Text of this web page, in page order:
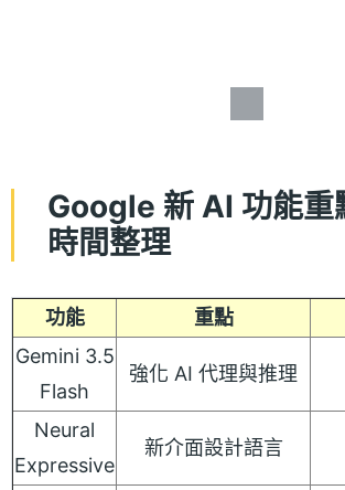
Google 新 AI 功能重
時間整理
功能 重點
Gemini 3.5
Flash
強化 AI 代理與推理
Neural
Expressive
新介面設計語言